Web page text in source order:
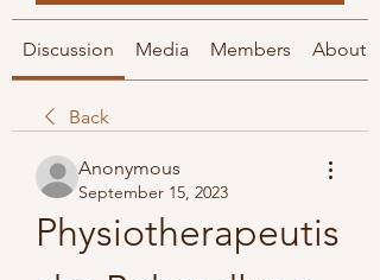
Discussion Media Members About
Back
Anonymous
September 15, 2023
Physiotherapeutis